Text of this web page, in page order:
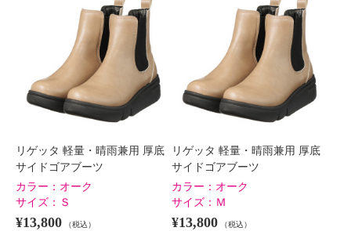
リゲッタ 軽量・晴雨兼用 厚底
サイドゴアブーツ
カラー： オーク
サイズ： Ｓ
¥13,800 （税込）
リゲッタ 軽量・晴雨兼用 厚底
サイドゴアブーツ
カラー： オーク
サイズ： Ｍ
¥13,800 （税込）